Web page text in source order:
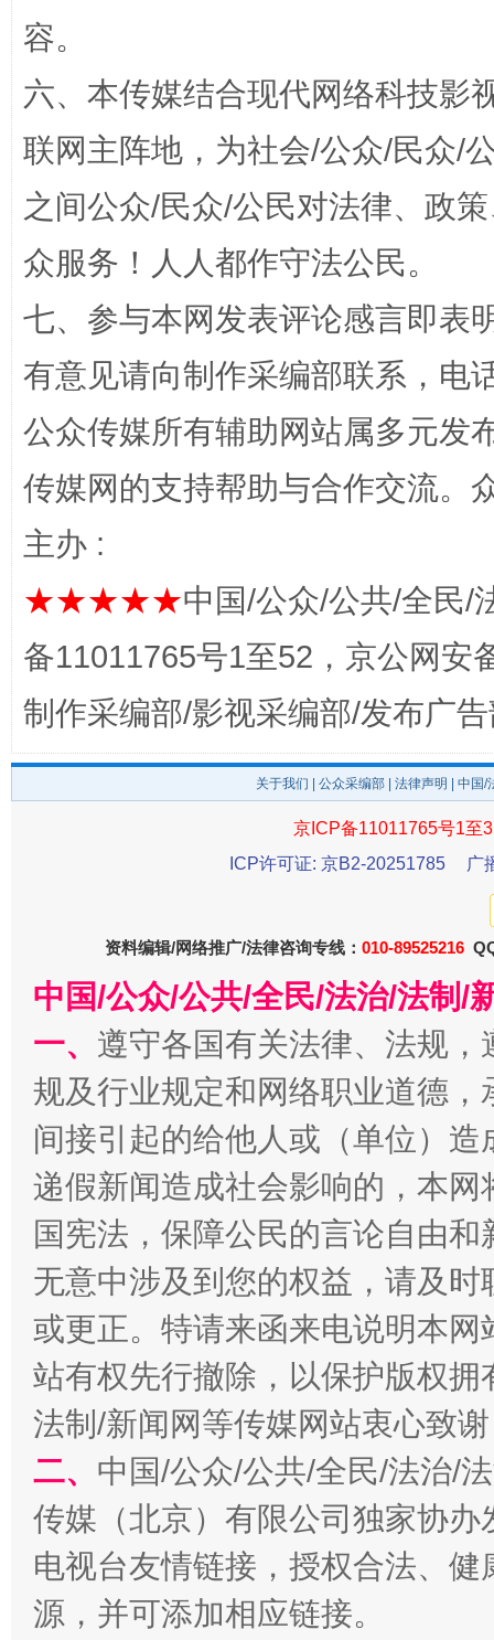
东山县通报“牛蛙产品抗生素超标问题” 法
千年窑火 生生不息 一
揭开“小金库”的免责幌子
受贿1.44亿！段成刚被判无期 从幼
容。
六、本传媒结合现代网络科技影
联网主阵地，为社会/公众/民众/
之间公众/民众/公民对法律、政
众服务！人人都作守法公民。
七、参与本网发表评论感言即表
有意见请向制作采编部联系，电
公众传媒所有辅助网站属多元发
传媒网的支持帮助与合作交流。
主办 :
★★★★★中国/公众/公共/全民/
备11011765号1至52，京公网安
制作采编部/影视采编部/发布广
关于我们 公众采编部 法律声明 | 中国
京ICP备11011765号1至
ICP许可证: 京B2-20251785
广
资料编辑/网络推广/法律咨询专线： 010-89525216
中国/公众/公共/全民/法治/法制/
一、 遵守各国有关法律、法规
规及行业规定和网络职业道德
间接引起的给他人或（单位）
递假新闻造成社会影响的，本
国宪法，保障公民的言论自由
无意中涉及到您的权益，请及
或更正。特请来函来电说明本
站有权先行撤除，以保护版权
法制/新闻网等传媒网站衷心致
二、 中国/公众/公共/全民/法治/
传媒（北京）有限公司独家协
电视台友情链接，授权合法、
源，并可添加相应链接。